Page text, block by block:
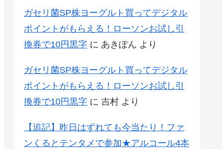
ガセリ菌SP株ヨーグルト買ってデジタル
ポイントがもらえる！ローソンお試し引
換券で10円黒字 に あきぽん より
ガセリ菌SP株ヨーグルト買ってデジタル
ポイントがもらえる！ローソンお試し引
換券で10円黒字 に 吉村 より
【追記】昨日はずれても今当たり！ファ
ンくるとテンタメで参加★アルコール4本